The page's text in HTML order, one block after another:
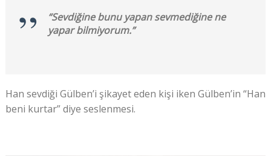
“Sevdiğine bunu yapan sevmediğine ne
yapar bilmiyorum.”
Han sevdiği Gülben’i şikayet eden kişi iken Gülben’in “Han
beni kurtar” diye seslenmesi.